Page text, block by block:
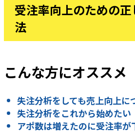
受注率向上のための
法
こんな方にオススメ
失注分析をしても売上向上に
失注分析をこれから始めたい
アポ数は増えたのに受注率が